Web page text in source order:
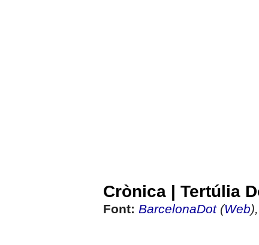
Crònica | Tertúlia
Font: BarcelonaDot(Web